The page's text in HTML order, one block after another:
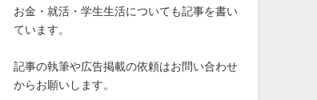
お金・就活・学生生活についても記事を書い
ています。
記事の執筆や広告掲載の依頼はお問い合わせ
からお願いします。